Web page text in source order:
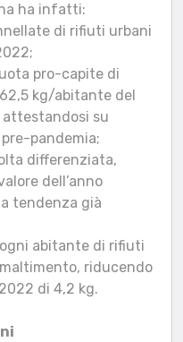
ha infatti:
di rifiuti urbani
pro-capite di
kg/abitante del
su
pandemia;
differenziata,
dell’anno
tendenza già
abitante di rifiuti
riducendo
di 4,2 kg.